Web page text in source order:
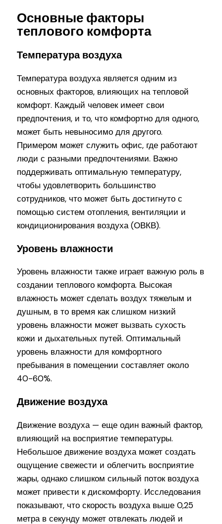
Основные факторы
теплового комфорта
Температура воздуха
Температура воздуха является одним из
основных факторов, влияющих на тепловой
комфорт. Каждый человек имеет свои
предпочтения, и то, что комфортно для одного,
может быть невыносимо для другого.
Примером может служить офис, где работают
люди с разными предпочтениями. Важно
поддерживать оптимальную температуру,
чтобы удовлетворить большинство
сотрудников, что может быть достигнуто с
помощью систем отопления, вентиляции и
кондиционирования воздуха (ОВКВ).
Уровень влажности
Уровень влажности также играет важную роль в
создании теплового комфорта. Высокая
влажность может сделать воздух тяжелым и
душным, в то время как слишком низкий
уровень влажности может вызвать сухость
кожи и дыхательных путей. Оптимальный
уровень влажности для комфортного
пребывания в помещении составляет около
40-60%.
Движение воздуха
Движение воздуха — еще один важный фактор,
влияющий на восприятие температуры.
Небольшое движение воздуха может создать
ощущение свежести и облегчить восприятие
жары, однако слишком сильный поток воздуха
может привести к дискомфорту. Исследования
показывают, что скорость воздуха выше 0,25
метра в секунду может отвлекать людей и